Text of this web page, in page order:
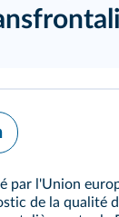
par l'Union
de la qualité